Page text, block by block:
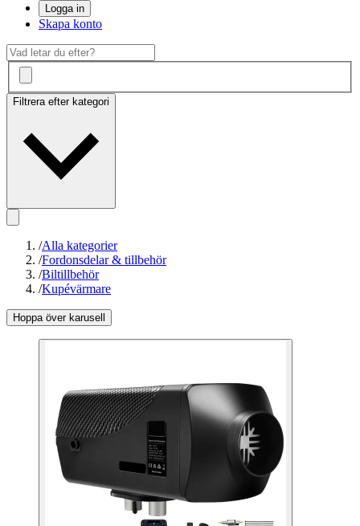
Logga in
Skapa konto
Filtrera efter kategori
/Alla kategorier
/Fordonsdelar & tillbehör
/Biltillbehör
/Kupévärmare
Hoppa över karusell